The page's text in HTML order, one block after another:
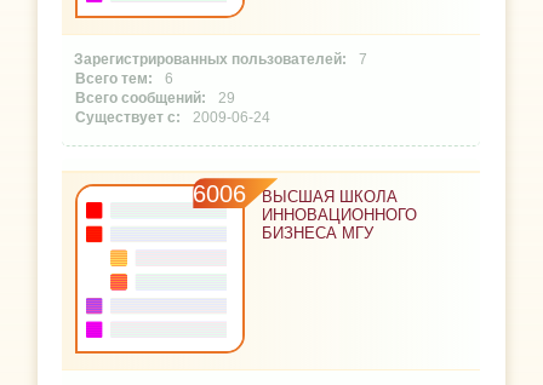
7
6
29
2009-06-24
6006
ВЫСШАЯ ШКОЛА
ИННОВАЦИОННОГО
БИЗНЕСА МГУ